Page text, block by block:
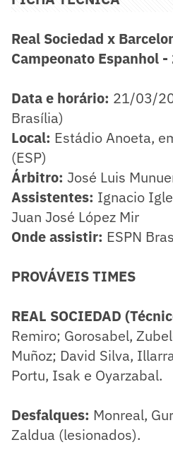
Real Sociedad x
Campeonato Espanhol -
Data e horário: 21/03/
Brasília)
​Local: Estádio Anoeta,
(ESP)
Árbitro: José Luis
Assistentes: Ignacio
Juan José López Mir
Onde assistir: ESPN
PROVÁVEIS TIMES
REAL SOCIEDAD
Remiro; Gorosabel,
Muñoz; David Silva,
Portu, Isak e Oyarzabal.
Desfalques: Monreal,
Zaldua (lesionados).